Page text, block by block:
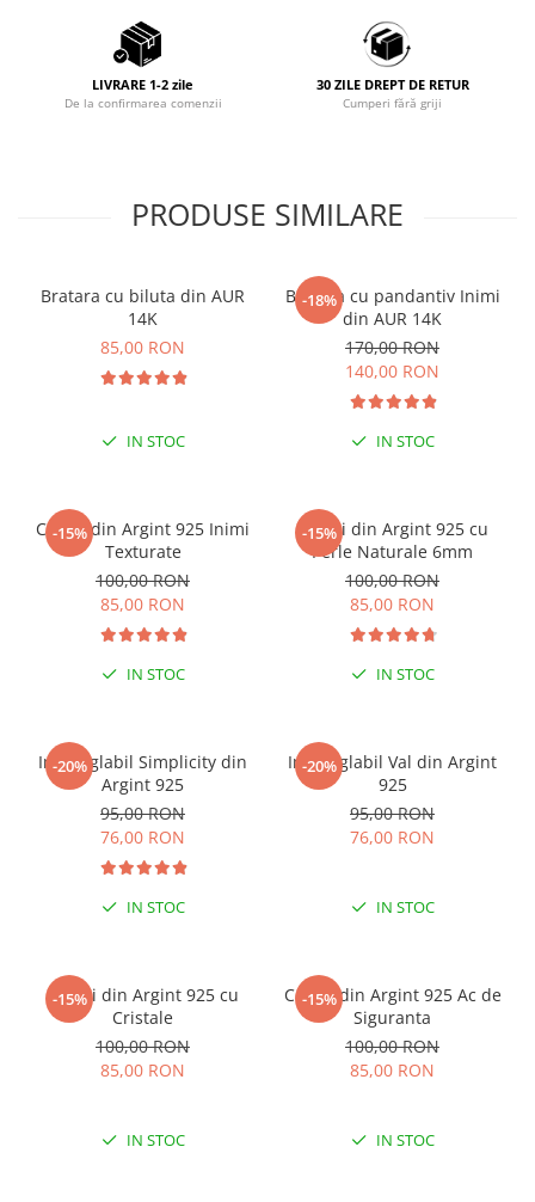
LIVRARE 1-2 zile
De la confirmarea comenzii
30 ZILE DREPT DE RETUR
Cumperi fără griji
PRODUSE SIMILARE
Bratara cu biluta din AUR
14K
85,00 RON
IN STOC
-18%
Bratara cu pandantiv Inimi
din AUR 14K
170,00 RON
140,00 RON
IN STOC
-15%
Cercei din Argint 925 Inimi
Texturate
100,00 RON
85,00 RON
IN STOC
-15%
Cercei din Argint 925 cu
Perle Naturale 6mm
100,00 RON
85,00 RON
IN STOC
-20%
Inel reglabil Simplicity din
Argint 925
95,00 RON
76,00 RON
IN STOC
-20%
Inel reglabil Val din Argint
925
95,00 RON
76,00 RON
IN STOC
-15%
Cercei din Argint 925 cu
Cristale
100,00 RON
85,00 RON
IN STOC
-15%
Cercei din Argint 925 Ac de
Siguranta
100,00 RON
85,00 RON
IN STOC